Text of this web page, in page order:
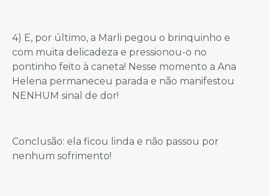
4) E, por último, a Marli pegou o brinquinho e
com muita delicadeza e pressionou-o no
pontinho feito à caneta! Nesse momento a Ana
Helena permaneceu parada e não manifestou
NENHUM sinal de dor!
Conclusão: ela ficou linda e não passou por
nenhum sofrimento!